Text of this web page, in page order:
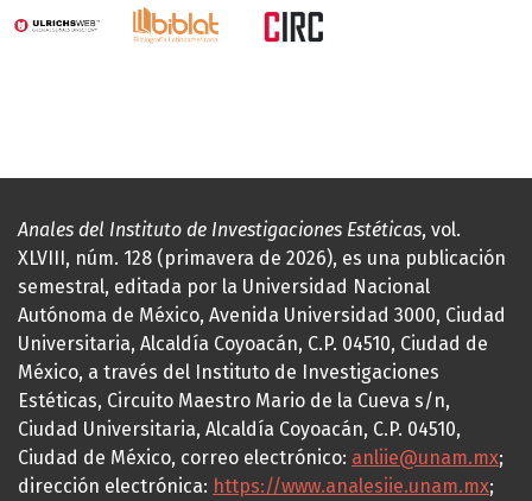
Anales del Instituto de Investigaciones Estéticas, vol.
XLVIII, núm. 128 (primavera de 2026), es una publicación
semestral, editada por la Universidad Nacional
Autónoma de México, Avenida Universidad 3000, Ciudad
Universitaria, Alcaldía Coyoacán, C.P. 04510, Ciudad de
México, a través del Instituto de Investigaciones
Estéticas, Circuito Maestro Mario de la Cueva s/n,
Ciudad Universitaria, Alcaldía Coyoacán, C.P. 04510,
Ciudad de México, correo electrónico: anliie@unam.mx;
dirección electrónica: https://www.analesiie.unam.mx;